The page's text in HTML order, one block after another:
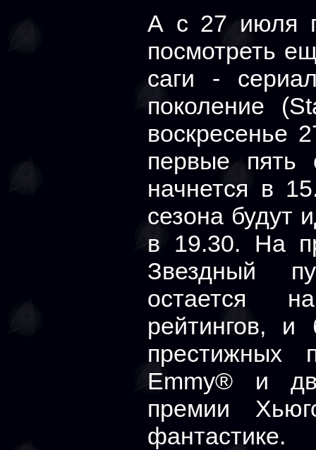
А с 27 июля
посмотреть
саги -
поколение
воскресенье
первые пять
начнется в
сезона будут
в 19.30. На
Звездный
остается
рейтингов,
престижных
Emmy® и
премии
фантастике.